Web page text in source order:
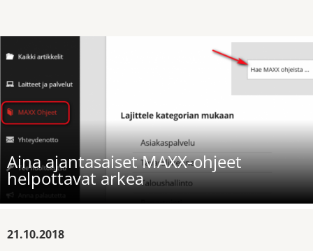
Aina ajantasaiset MAXX-ohjeet
helpottavat arkea
21.10.2018